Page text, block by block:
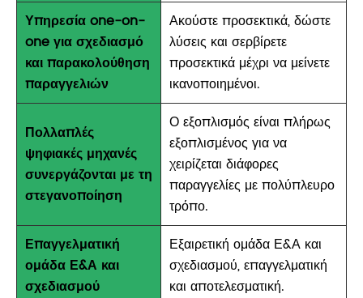
Υπηρεσία one-on-
one για σχεδιασμό
και παρακολούθηση
παραγγελιών
Ακούστε προσεκτικά, δώστε
λύσεις και σερβίρετε
προσεκτικά μέχρι να μείνετε
ικανοποιημένοι.
Πολλαπλές
ψηφιακές μηχανές
συνεργάζονται με τη
στεγανοποίηση
Ο εξοπλισμός είναι πλήρως
εξοπλισμένος για να
χειρίζεται διάφορες
παραγγελίες με πολύπλευρο
τρόπο.
Επαγγελματική
ομάδα Ε&Α και
σχεδιασμού
Εξαιρετική ομάδα Ε&Α και
σχεδιασμού, επαγγελματική
και αποτελεσματική.